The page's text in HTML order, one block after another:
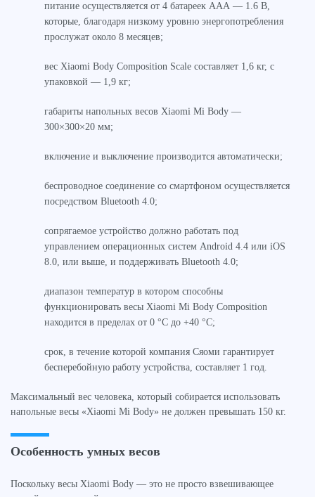
питание осуществляется от 4 батареек ААА — 1.6 В,
которые, благодаря низкому уровню энергопотребления
прослужат около 8 месяцев;
вес Xiaomi Body Composition Scale составляет 1,6 кг, с
упаковкой — 1,9 кг;
габариты напольных весов Xiaomi Mi Body —
300×300×20 мм;
включение и выключение производится автоматически;
беспроводное соединение со смартфоном осуществляется
посредством Bluetooth 4.0;
сопрягаемое устройство должно работать под
управлением операционных систем Android 4.4 или iOS
8.0, или выше, и поддерживать Bluetooth 4.0;
диапазон температур в котором способны
функционировать весы Xiaomi Mi Body Composition
находится в пределах от 0 °C до +40 °C;
срок, в течение которой компания Сяоми гарантирует
бесперебойную работу устройства, составляет 1 год.
Максимальный вес человека, который собирается использовать
напольные весы «Xiaomi Mi Body» не должен превышать 150 кг.
Особенность умных весов
Поскольку весы Xiaomi Body — это не просто взвешивающее